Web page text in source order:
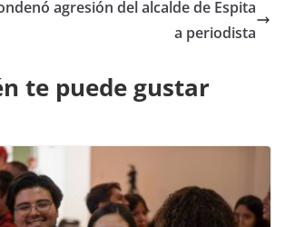
agresión del alcalde de Espita
a periodista
te puede gustar